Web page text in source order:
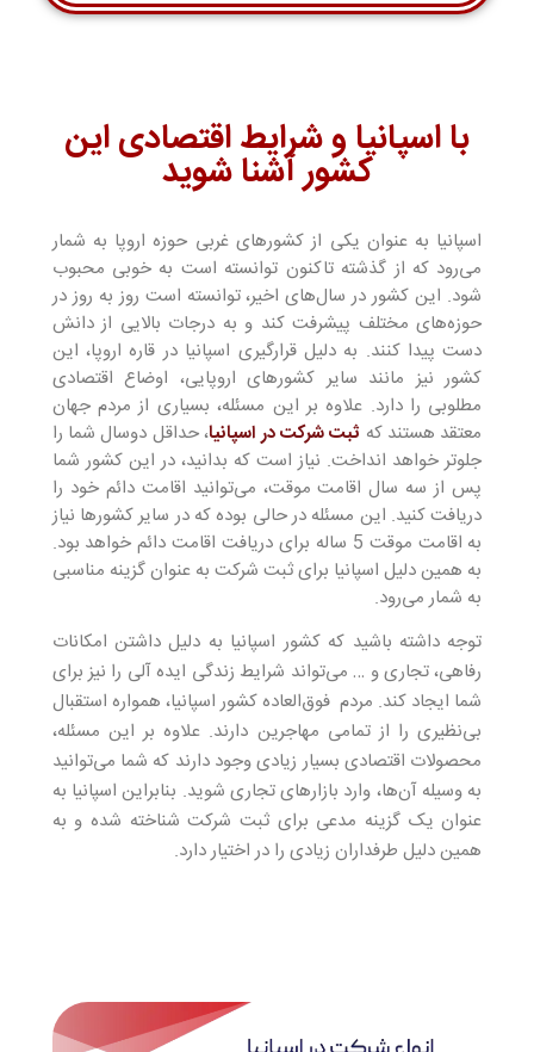
با اسپانیا و شرایط اقتصادی این
کشور آشنا شوید
اسپانیا به عنوان یکی از کشورهای غربی حوزه اروپا به شمار
می‌رود که از گذشته تاکنون توانسته است به خوبی محبوب
شود. این کشور در سال‌های اخیر، توانسته است روز به روز در
حوزه‌های مختلف پیشرفت کند و به درجات بالایی از دانش
دست پیدا کنند. به دلیل قرارگیری اسپانیا در قاره اروپا، این
کشور نیز مانند سایر کشورهای اروپایی، اوضاع اقتصادی
مطلوبی را دارد. علاوه بر این مسئله، بسیاری از مردم جهان
معتقد هستند که ثبت شرکت در اسپانیا، حداقل دوسال شما را
جلوتر خواهد انداخت. نیاز است که بدانید، در این کشور شما
پس از سه سال اقامت موقت، می‌توانید اقامت دائم خود را
دریافت کنید. این مسئله در حالی بوده که در سایر کشورها نیاز
به اقامت موقت 5 ساله برای دریافت اقامت دائم خواهد بود.
به همین دلیل اسپانیا برای ثبت شرکت به عنوان گزینه مناسبی
به شمار می‌رود.
توجه داشته باشید که کشور اسپانیا به دلیل داشتن امکانات
رفاهی، تجاری و … می‌تواند شرایط زندگی ایده آلی را نیز برای
شما ایجاد کند. مردم فوق‌العاده کشور اسپانیا، همواره استقبال
بی‌نظیری را از تمامی مهاجرین دارند. علاوه بر این مسئله،
محصولات اقتصادی بسیار زیادی وجود دارند که شما می‌توانید
به وسیله آن‌ها، وارد بازارهای تجاری شوید. بنابراین اسپانیا به
عنوان یک گزینه مدعی برای ثبت شرکت شناخته شده و به
همین دلیل طرفداران زیادی را در اختیار دارد.